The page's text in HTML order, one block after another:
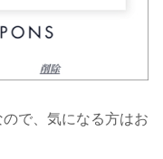
で、気になる方はお